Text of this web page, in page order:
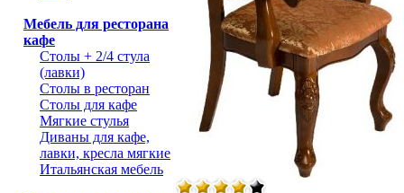
Мебель для ресторана
кафе
Столы + 2/4 стула
(лавки)
Столы в ресторан
Столы для кафе
Мягкие стулья
Диваны для кафе,
лавки, кресла мягкие
Итальянская мебель